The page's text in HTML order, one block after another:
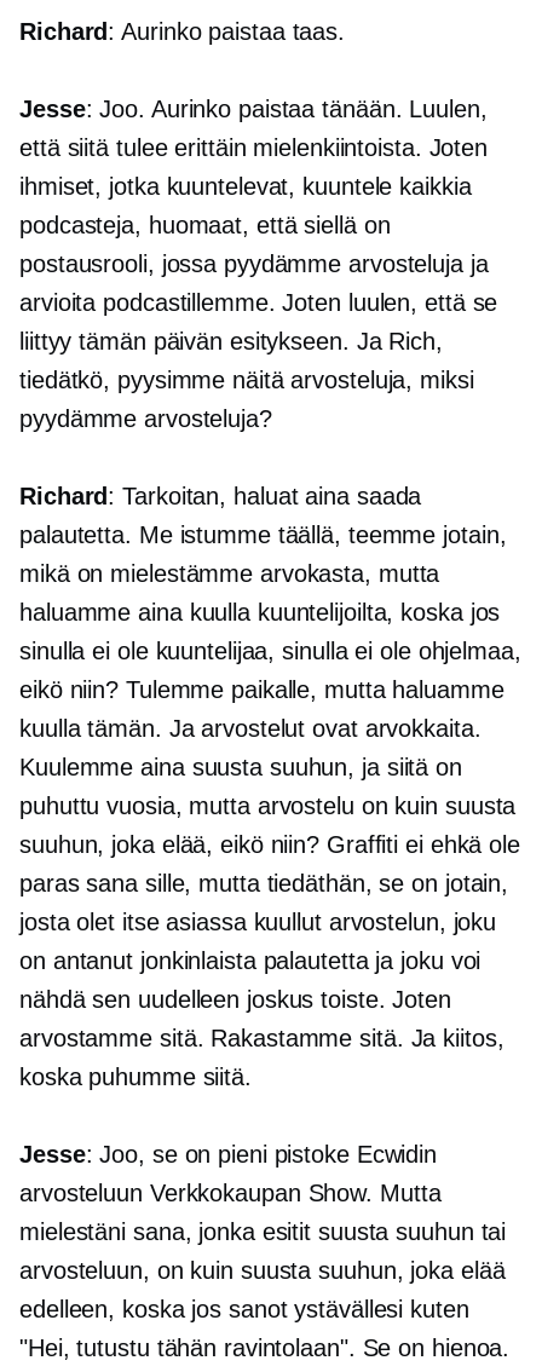
Richard: Aurinko paistaa taas.
Jesse: Joo. Aurinko paistaa tänään. Luulen,
että siitä tulee erittäin mielenkiintoista. Joten
ihmiset, jotka kuuntelevat, kuuntele kaikkia
podcasteja, huomaat, että siellä on
postausrooli, jossa pyydämme arvosteluja ja
arvioita podcastillemme. Joten luulen, että se
liittyy tämän päivän esitykseen. Ja Rich,
tiedätkö, pyysimme näitä arvosteluja, miksi
pyydämme arvosteluja?
Richard: Tarkoitan, haluat aina saada
palautetta. Me istumme täällä, teemme jotain,
mikä on mielestämme arvokasta, mutta
haluamme aina kuulla kuuntelijoilta, koska jos
sinulla ei ole kuuntelijaa, sinulla ei ole ohjelmaa,
eikö niin? Tulemme paikalle, mutta haluamme
kuulla tämän. Ja arvostelut ovat arvokkaita.
Kuulemme aina suusta suuhun, ja siitä on
puhuttu vuosia, mutta arvostelu on kuin suusta
suuhun, joka elää, eikö niin? Graffiti ei ehkä ole
paras sana sille, mutta tiedäthän, se on jotain,
josta olet itse asiassa kuullut arvostelun, joku
on antanut jonkinlaista palautetta ja joku voi
nähdä sen uudelleen joskus toiste. Joten
arvostamme sitä. Rakastamme sitä. Ja kiitos,
koska puhumme siitä.
Jesse: Joo, se on pieni pistoke Ecwidin
arvosteluun Verkkokaupan Show. Mutta
mielestäni sana, jonka esitit suusta suuhun tai
arvosteluun, on kuin suusta suuhun, joka elää
edelleen, koska jos sanot ystävällesi kuten
"Hei, tutustu tähän ravintolaan". Se on hienoa.